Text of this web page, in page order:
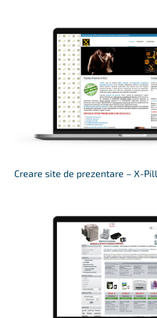
Creare site de prezentare – X-Pill